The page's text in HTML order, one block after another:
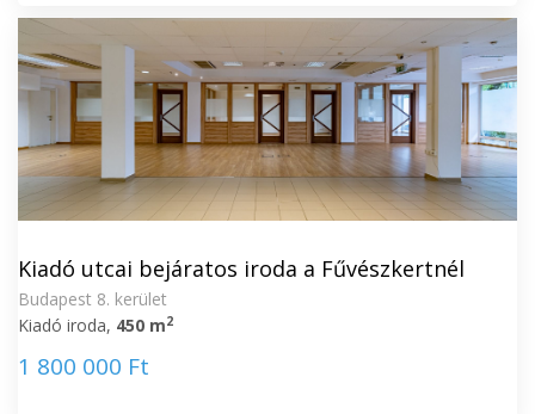
Kiadó utcai bejáratos iroda a Fűvészkertnél
Budapest 8. kerület
Kiadó iroda, 450 m2
1 800 000 Ft